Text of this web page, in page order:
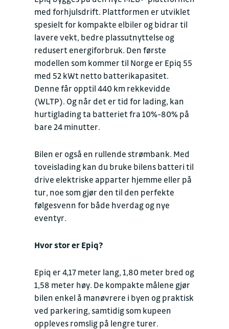
med forhjulsdrift. Plattformen er utviklet
spesielt for kompakte elbiler og bidrar til
lavere vekt, bedre plassutnyttelse og
redusert energiforbruk. Den første
modellen som kommer til Norge er Epiq 55
med 52 kWt netto batterikapasitet.
Denne får opptil 440 km rekkevidde
(WLTP). Og når det er tid for lading, kan
hurtiglading ta batteriet fra 10%-80% på
bare 24 minutter.
Bilen er også en rullende strømbank. Med
toveislading kan du bruke bilens batteri til
drive elektriske apparter hjemme eller på
tur, noe som gjør den til den perfekte
følgesvenn for både hverdag og nye
eventyr.
Hvor stor er Epiq?
Epiq er 4,17 meter lang, 1,80 meter bred og
1,58 meter høy. De kompakte målene gjør
bilen enkel å manøvrere i byen og praktisk
ved parkering, samtidig som kupeen
oppleves romslig på lengre turer.